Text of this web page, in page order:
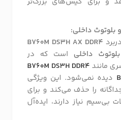
B760M DS3H AX DDR4
بلوتوث داخلی است که در
مانند B760M DS3H DDR4
دیده نمی‌شود. این ویژگی
را حذف می‌کند و برای
بی‌سیم نیاز دارند، ایده‌آل